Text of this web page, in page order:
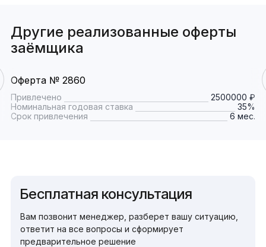
Другие реализованные оферты
заёмщика
Оферта № 2860
Привлечено
2500000 ₽
Номинальная годовая ставка
35%
Срок привлечения
6 мес.
Бесплатная консультация
Вам позвонит менеджер, разберет вашу ситуацию,
ответит на все вопросы и сформирует
предварительное решение